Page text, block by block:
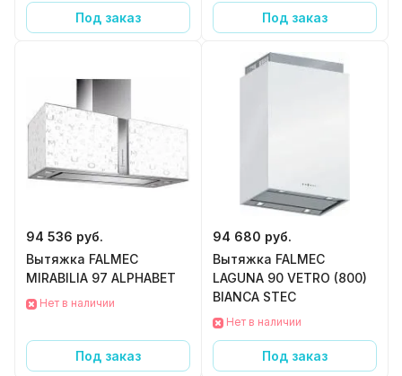
Под заказ Под заказ
94 536 руб.
Вытяжка FALMEC
MIRABILIA 97 ALPHABET
Нет в наличии
Под заказ
94 680 руб.
Вытяжка FALMEC
LAGUNA 90 VETRO (800)
BIANCA STEC
Нет в наличии
Под заказ